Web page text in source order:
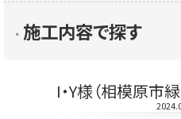
▶︎ 施工内容で探す
I・Y様（相模原市